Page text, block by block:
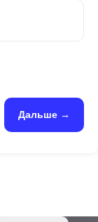
Дальше →